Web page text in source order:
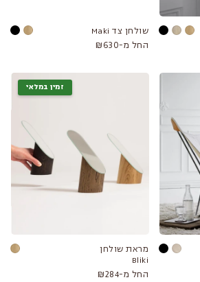
שולחן צד Maki
החל מ-₪630
זמין במלאי
מראת שולחן
Bliki
החל מ-₪284